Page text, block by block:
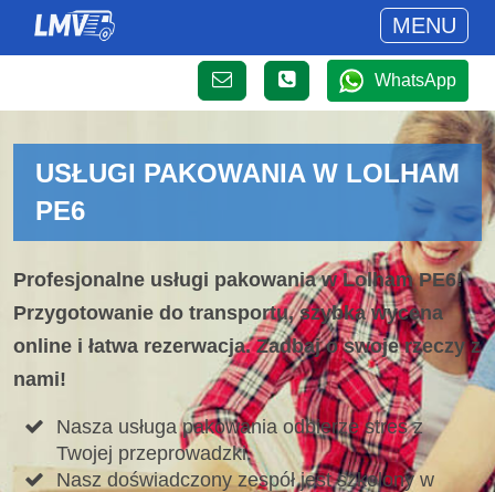
MENU
WhatsApp
USŁUGI PAKOWANIA W LOLHAM
PE6
Profesjonalne usługi pakowania w Lolham PE6!
Przygotowanie do transportu, szybka wycena
online i łatwa rezerwacja. Zadbaj o swoje rzeczy z
nami!
Nasza usługa pakowania odbierze stres z
Twojej przeprowadzki.
Nasz doświadczony zespół jest szkolony w